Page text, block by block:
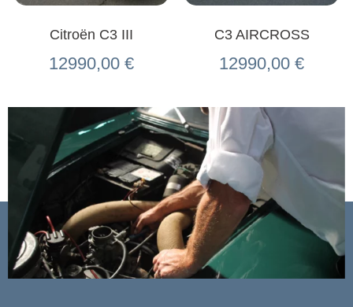
Citroën C3 III
12990,00 €
C3 AIRCROSS
12990,00 €